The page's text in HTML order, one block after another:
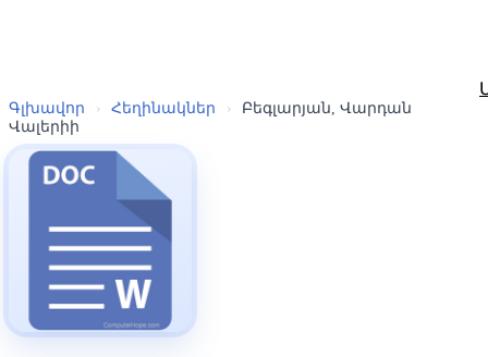
Գլխավոր › Հեղինակներ ›
Բեգլարյան, Վարդան
Վալերիի